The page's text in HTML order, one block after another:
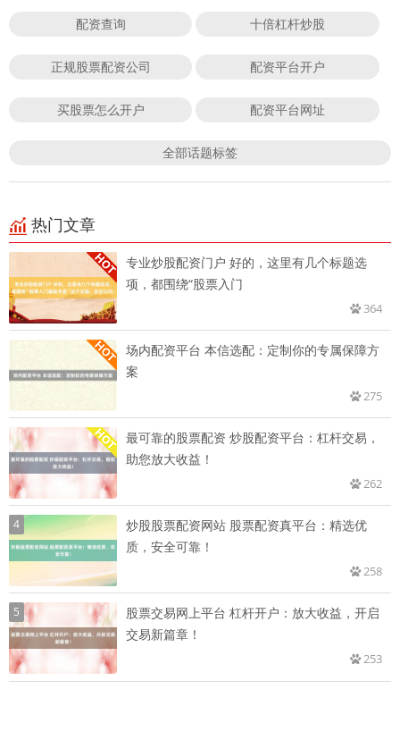
配资查询 十倍杠杆炒股
正规股票配资公司 配资平台开户
买股票怎么开户 配资平台网址
全部话题标签
热门文章
专业炒股配资门户 好的，这里有几个标题选
项，都围绕“股票入门
364
场内配资平台 本信选配：定制你的专属保障方
案
275
最可靠的股票配资 炒股配资平台：杠杆交易，
助您放大收益！
262
4
炒股股票配资网站 股票配资真平台：精选优
质，安全可靠！
258
5
股票交易网上平台 杠杆开户：放大收益，开启
交易新篇章！
253